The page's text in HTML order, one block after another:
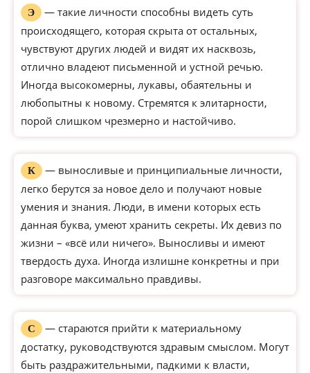
Э
— такие личности способны видеть суть
происходящего, которая скрыта от остальных,
чувствуют других людей и видят их насквозь,
отлично владеют письменной и устной речью.
Иногда высокомерны, лукавы, обаятельны и
любопытны к новому. Стремятся к элитарности,
порой слишком чрезмерно и настойчиво.
К
— выносливые и принципиальные личности,
легко берутся за новое дело и получают новые
умения и знания. Люди, в имени которых есть
данная буква, умеют хранить секреты. Их девиз по
жизни – «всё или ничего». Выносливы и имеют
твердость духа. Иногда излишне конкретны и при
разговоре максимально правдивы.
С
— стараются прийти к материальному
достатку, руководствуются здравым смыслом. Могут
быть раздражительными, падкими к власти,